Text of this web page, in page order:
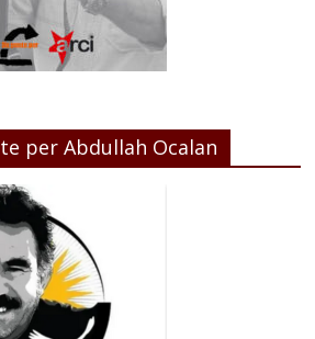
per Abdullah Ocalan